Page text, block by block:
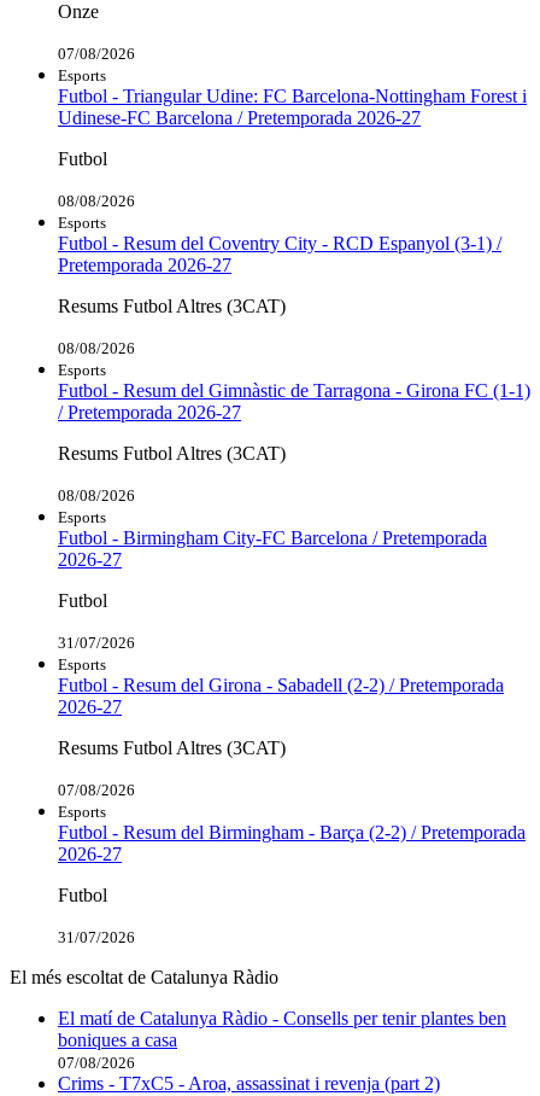
Onze
07/08/2026
Esports
Futbol - Triangular Udine: FC Barcelona-Nottingham Forest i
Udinese-FC Barcelona / Pretemporada 2026-27
Futbol
08/08/2026
Esports
Futbol - Resum del Coventry City - RCD Espanyol (3-1) /
Pretemporada 2026-27
Resums Futbol Altres (3CAT)
08/08/2026
Esports
Futbol - Resum del Gimnàstic de Tarragona - Girona FC (1-1)
/ Pretemporada 2026-27
Resums Futbol Altres (3CAT)
08/08/2026
Esports
Futbol - Birmingham City-FC Barcelona / Pretemporada
2026-27
Futbol
31/07/2026
Esports
Futbol - Resum del Girona - Sabadell (2-2) / Pretemporada
2026-27
Resums Futbol Altres (3CAT)
07/08/2026
Esports
Futbol - Resum del Birmingham - Barça (2-2) / Pretemporada
2026-27
Futbol
31/07/2026
El més escoltat de Catalunya Ràdio
El matí de Catalunya Ràdio - Consells per tenir plantes ben
boniques a casa
07/08/2026
Crims - T7xC5 - Aroa, assassinat i revenja (part 2)